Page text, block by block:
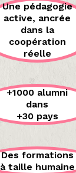
Une pédagogie
active, ancrée
dans la
coopération
réelle
+1000 alumni
dans
+30 pays
Des formations
à taille humaine